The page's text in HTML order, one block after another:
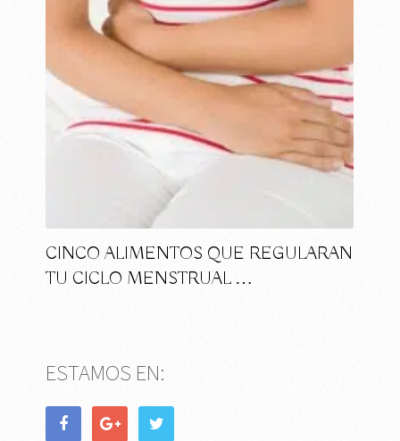
CINCO ALIMENTOS QUE REGULARAN
TU CICLO MENSTRUAL …
ESTAMOS EN: